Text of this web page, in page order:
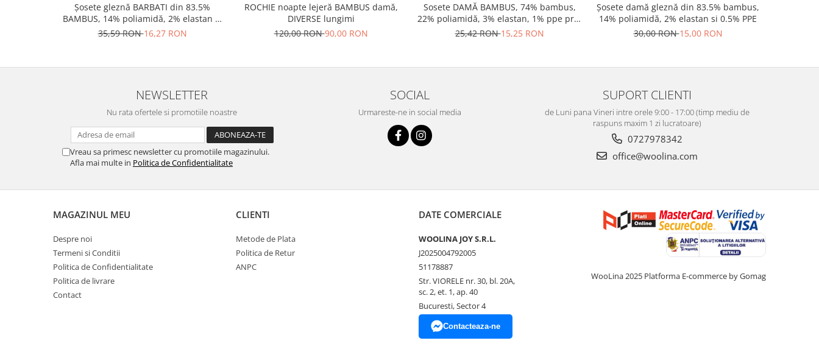
Șosete gleznă BARBATI din 83.5%
BAMBUS, 14% poliamidă, 2% elastan si
0.5% PPE, grosime medie
35,59 RON16,27 RON
ROCHIE noapte lejeră BAMBUS damă,
DIVERSE lungimi
120,00 RON90,00 RON
Sosete DAMĂ BAMBUS, 74% bambus,
22% poliamidă, 3% elastan, 1% ppe preț
pe pereche
25,42 RON15,25 RON
Șosete damă gleznă din 83.5% bambus,
14% poliamidă, 2% elastan si 0.5% PPE
30,00 RON15,00 RON
NEWSLETTER
Nu rata ofertele si promotiile noastre
Vreau sa primesc newsletter cu promotiile magazinului.
Afla mai multe in Politica de Confidentialitate
SOCIAL
Urmareste-ne in social media
SUPORT CLIENTI
de Luni pana Vineri intre orele 9:00 - 17:00 (timp mediu de
raspuns maxim 1 zi lucratoare)
0727978342
office@woolina.com
MAGAZINUL MEU
Despre noi
Termeni si Conditii
Politica de Confidentialitate
Politica de livrare
Contact
CLIENTI
Metode de Plata
Politica de Retur
ANPC
DATE COMERCIALE
WOOLINA JOY S.R.L.
J2025004792005
51178887
Str. VIORELE nr. 30, bl. 20A,
sc. 2, et. 1, ap. 40
Bucuresti, Sector 4
Contacteaza-ne
WooLina 2025 Platforma E-commerce by Gomag